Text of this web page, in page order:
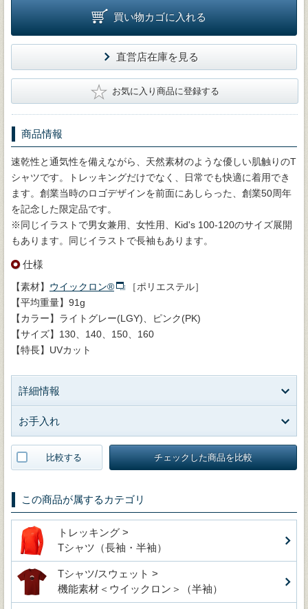
買い物カゴに入れる
直営店在庫を見る
★ お気に入り商品に登録する
商品情報
速乾性と通気性を備えながら、天然素材のような優しい肌触りのT
シャツです。トレッキングだけでなく、日常でも快適に着用でき
ます。創業当時のロゴデザインを前面にあしらった、創業50周年
を記念した限定品です。
※同じイラストで男女兼用、女性用、Kid's 100-120のサイズ展開
もあります。同じイラストで長袖もあります。
仕様
【素材】 ウイックロン®
［ポリエステル］
【平均重量】91g
【カラー】ライトグレー(LGY)、ピンク(PK)
【サイズ】130、140、150、160
【特長】UVカット
詳細情報
お手入れ
比較する チェックした商品を比較
この商品が属するカテゴリ
トレッキング >
Tシャツ（長袖・半袖）
Tシャツ/スウェット >
機能素材＜ウイックロン＞（半袖）